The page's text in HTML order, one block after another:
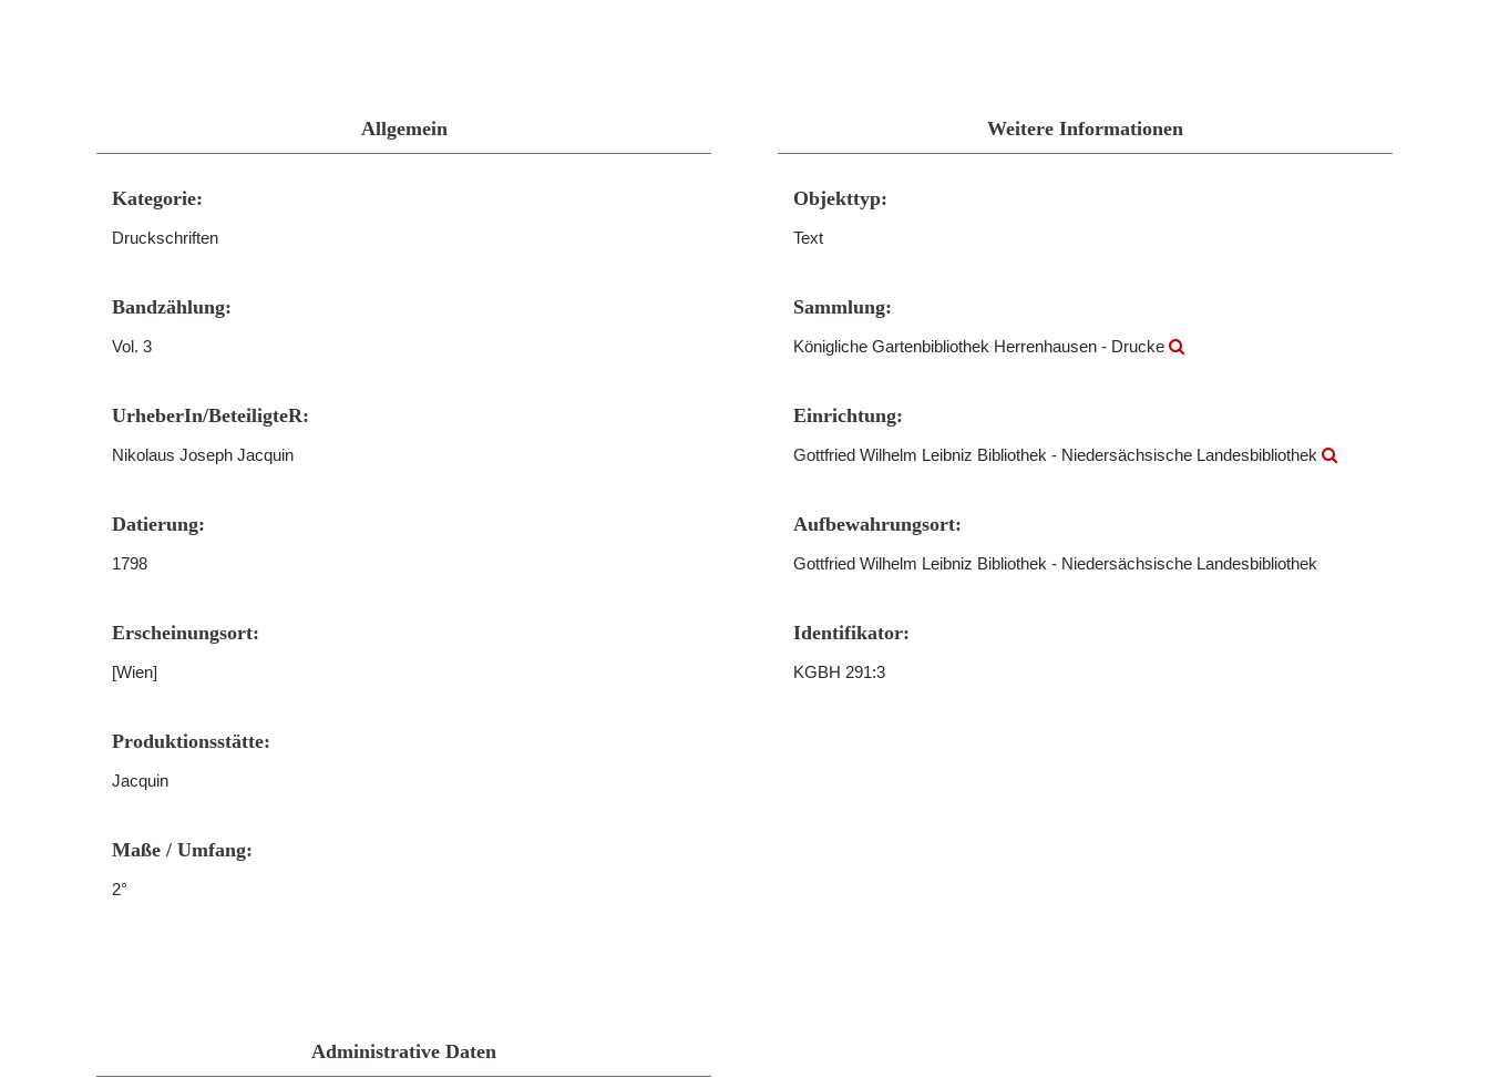
Allgemein
Kategorie:
Druckschriften
Bandzählung:
Vol. 3
UrheberIn/BeteiligteR:
Nikolaus Joseph Jacquin
Datierung:
1798
Erscheinungsort:
[Wien]
Produktionsstätte:
Jacquin
Maße / Umfang:
2°
Weitere Informationen
Objekttyp:
Text
Sammlung:
Königliche Gartenbibliothek Herrenhausen - Drucke
Einrichtung:
Gottfried Wilhelm Leibniz Bibliothek - Niedersächsische Landesbibliothek
Aufbewahrungsort:
Gottfried Wilhelm Leibniz Bibliothek - Niedersächsische Landesbibliothek
Identifikator:
KGBH 291:3
Administrative Daten